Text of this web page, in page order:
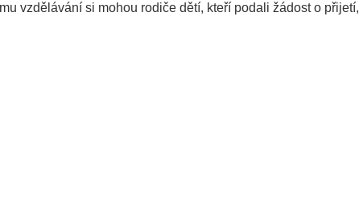
vzdělávání si mohou rodiče dětí, kteří podali žádost o přijetí,